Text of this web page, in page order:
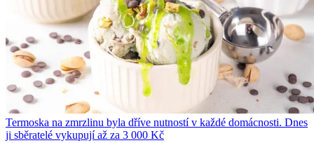
Termoska na zmrzlinu byla dříve nutností v každé domácnosti. Dnes
ji sběratelé vykupují až za 3 000 Kč